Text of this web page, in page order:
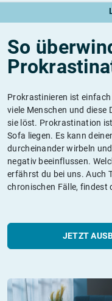
So
Prokrastinieren ist
viele Menschen und diese
sie löst. Prokrastination
Sofa liegen. Es kann
durcheinander wirbeln
negativ beeinflussen.
erfährst du bei uns. Auch
chronischen Fälle, findest
JETZT